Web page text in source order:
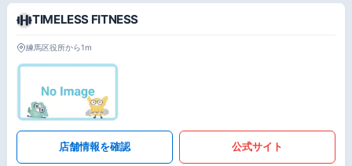
TIMELESS FITNESS
練馬区役所から1m
店舗情報を確認 公式サイト